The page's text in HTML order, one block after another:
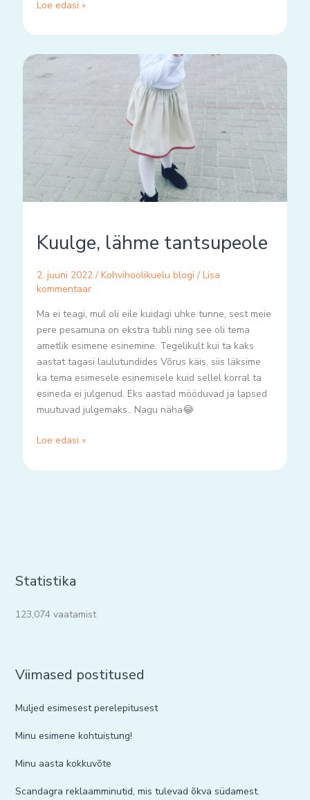
Loe edasi »
Kuulge, lähme tantsupeole
2. juuni 2022 / Kohvihoolikuelu blogi / Lisa
kommentaar
Ma ei teagi, mul oli eile kuidagi uhke tunne, sest meie
pere pesamuna on ekstra tubli ning see oli tema
ametlik esimene esinemine. Tegelikult kui ta kaks
aastat tagasi laulutundides Võrus käis, siis läksime
ka tema esimesele esinemisele kuid sellel korral ta
esineda ei julgenud. Eks aastad mööduvad ja lapsed
muutuvad julgemaks.. Nagu näha😂
Kuulge,
lähme
Loe edasi »
Statistika
123,074 vaatamist
Viimased postitused
Muljed esimesest perelepitusest
Minu esimene kohtuistung!
Minu aasta kokkuvõte
Scandagra reklaamminutid, mis tulevad õkva südamest.